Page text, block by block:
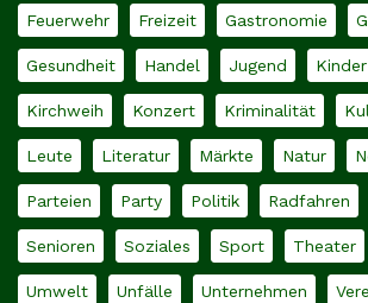
Feuerwehr Freizeit Gastronomie
Gesundheit Handel Jugend Kinder
Kirchweih Konzert Kriminalität
Leute Literatur Märkte Natur
Parteien Party Politik Radfahren
Senioren Soziales Sport Theater
Umwelt Unfälle Unternehmen